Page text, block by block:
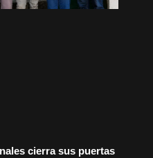
cierra sus puertas